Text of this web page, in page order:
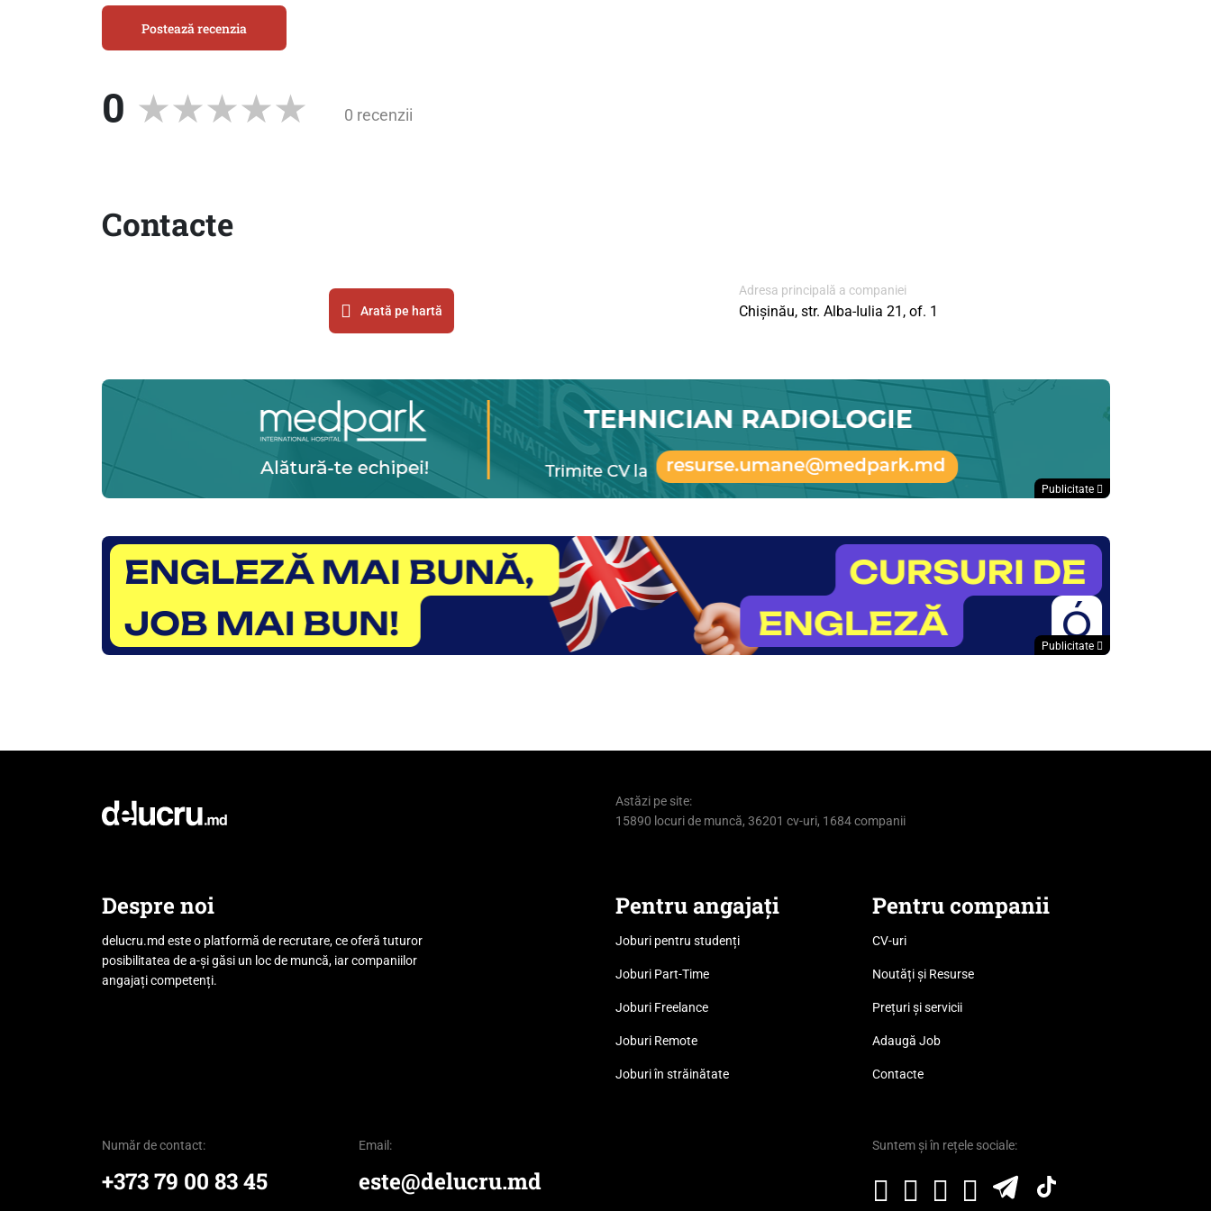
Postează recenzia
0 0 recenzii
Contacte
Arată pe hartă
Adresa principală a companiei
Chișinău, str. Alba-Iulia 21, of. 1
Publicitate
Publicitate
Astăzi pe site:
15890 locuri de muncă, 36201 cv-uri, 1684 companii
Despre noi
delucru.md este o platformă de recrutare, ce oferă tuturor
posibilitatea de a-și găsi un loc de muncă, iar companiilor
angajați competenți.
Pentru angajați
Joburi pentru studenți
Joburi Part-Time
Joburi Freelance
Joburi Remote
Joburi în străinătate
Pentru companii
CV-uri
Noutăți și Resurse
Prețuri și servicii
Adaugă Job
Contacte
Număr de contact:
+373 79 00 83 45
Email:
este@delucru.md
Suntem și în rețele sociale: